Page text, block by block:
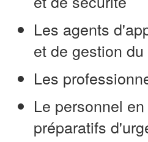
Les agents
et de gestion
Les
Le personnel
préparatifs